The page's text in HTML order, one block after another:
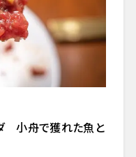
小舟で獲れた魚と